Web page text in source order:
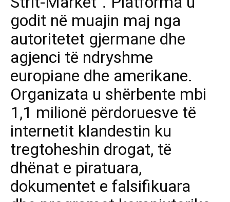
godit në muajin maj nga
autoritetet gjermane dhe
agjenci të ndryshme
europiane dhe amerikane.
Organizata u shërbente mbi
1,1 milionë përdoruesve të
internetit klandestin ku
tregtoheshin drogat, të
dhënat e piratuara,
dokumentet e falsifikuara